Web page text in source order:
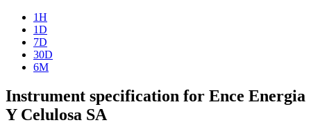
1H
1D
7D
30D
6M
Instrument specification for Ence Energia
Y Celulosa SA